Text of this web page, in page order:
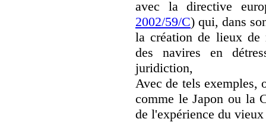
avec la directive
2002/59/C) qui, dans
la création de lieux de
des navires en
juridiction,
Avec de tels exemples,
comme le Japon ou la
de l'expérience du